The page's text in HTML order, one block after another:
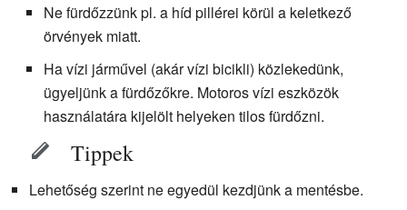
Ne fürdőzzünk pl. a híd pillérei körül a keletkező
örvények miatt.
Ha vízi járművel (akár vízi bicikli) közlekedünk,
ügyeljünk a fürdőzőkre. Motoros vízi eszközök
használatára kijelölt helyeken tilos fürdőzni.
Tippek
Lehetőség szerint ne egyedül kezdjünk a mentésbe.